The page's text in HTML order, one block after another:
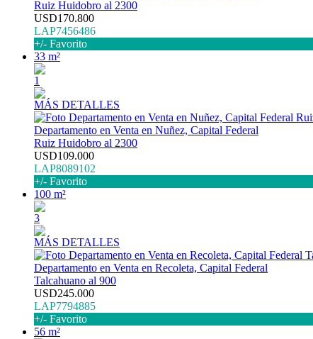
Ruiz Huidobro al 2300
USD170.800
LAP7456486
+/- Favorito
33 m²
1
MÁS DETALLES
Departamento en Venta en Nuñez, Capital Federal
Ruiz Huidobro al 2300
USD109.000
LAP8089102
+/- Favorito
100 m²
3
MÁS DETALLES
Departamento en Venta en Recoleta, Capital Federal
Talcahuano al 900
USD245.000
LAP7794885
+/- Favorito
56 m²